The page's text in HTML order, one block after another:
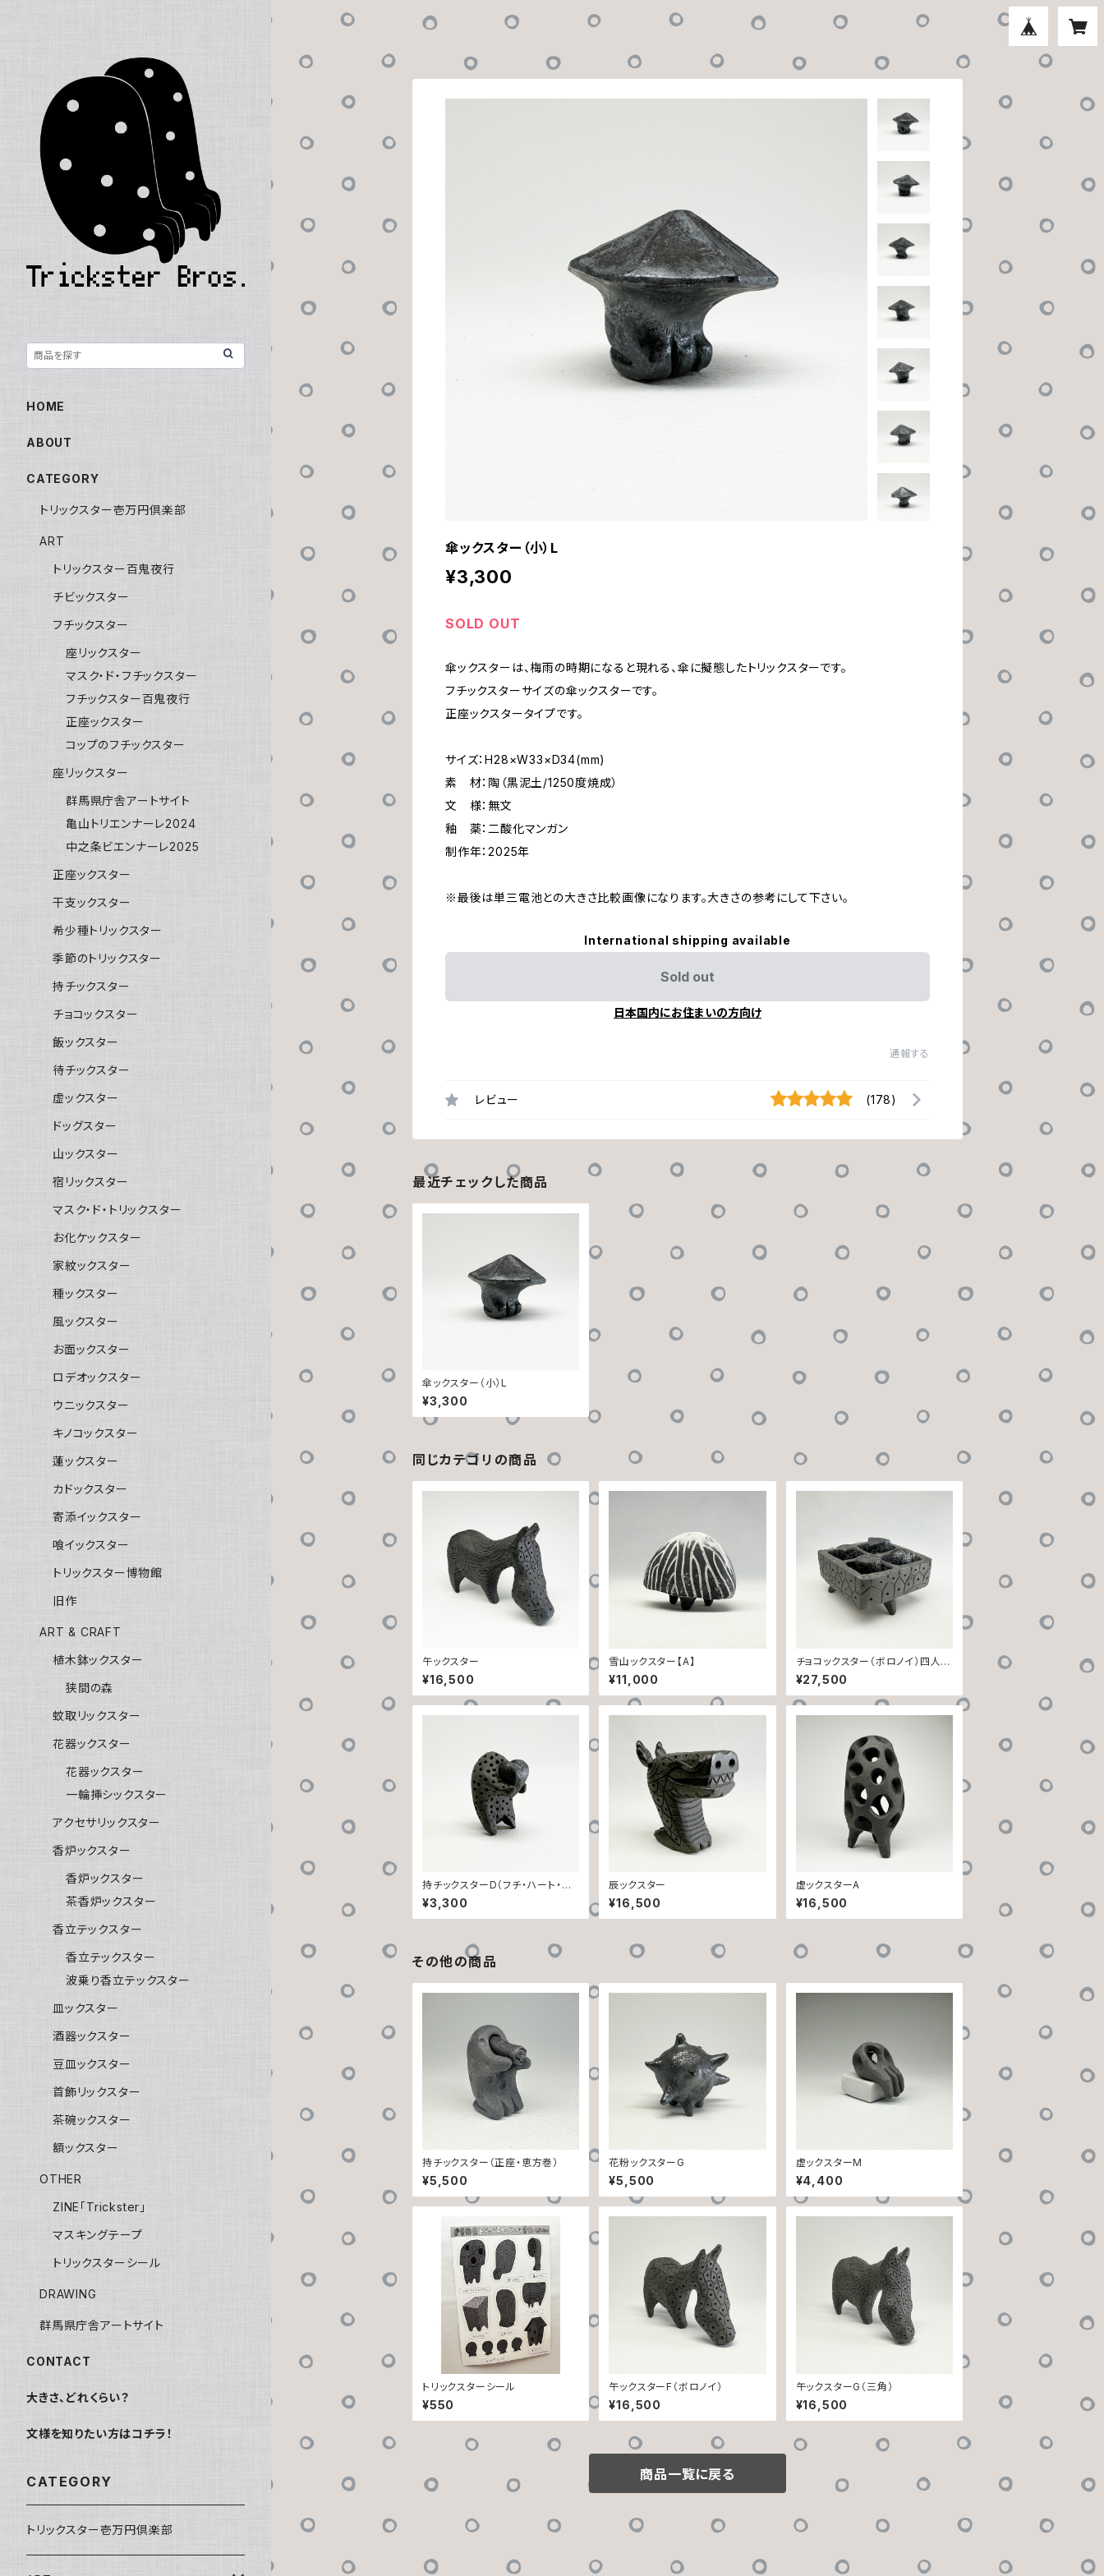
傘ックスター（小）L
¥3,300
SOLD OUT
傘ックスターは、梅雨の時期になると現れる、傘に擬態したトリックスターです。
フチックスターサイズの傘ックスターです。
正座ックスタータイプです。
サイズ：H28×W33×D34(mm)
素 材：陶（黒泥土/1250度焼成）
文 様：無文
釉 薬：二酸化マンガン
制作年：2025年
※最後は単三電池との大きさ比較画像になります。大きさの参考にして下さい。
International shipping available
Sold out
日本国内にお住まいの方向け
通報する
レビュー (178)
最近チェックした商品
傘ックスター（小）L
¥3,300
同じカテゴリの商品
午ックスター
¥16,500
雪山ックスター【A】
¥11,000
チョコックスター（ボロノイ）四人セ
ット・箱ックスター入り【A】
¥27,500
持チックスターD（フチ・ハート・ドッ
ト）
¥3,300
辰ックスター
¥16,500
虚ックスターA
¥16,500
その他の商品
持チックスター（正座・恵方巻）
¥5,500
花粉ックスターG
¥5,500
虚ックスターM
¥4,400
トリックスターシール
¥550
午ックスターF（ボロノイ）
¥16,500
午ックスターG（三角）
¥16,500
商品一覧に戻る
HOME
ABOUT
CATEGORY
トリックスター壱万円倶楽部
ART
トリックスター百鬼夜行
チビックスター
フチックスター
座リックスター
マスク・ド・フチックスター
フチックスター百鬼夜行
正座ックスター
コップのフチックスター
座リックスター
群馬県庁舎アートサイト
亀山トリエンナーレ2024
中之条ビエンナーレ2025
正座ックスター
干支ックスター
希少種トリックスター
季節のトリックスター
持チックスター
チョコックスター
飯ックスター
待チックスター
虚ックスター
ドッグスター
山ックスター
宿リックスター
マスク・ド・トリックスター
お化ケックスター
家紋ックスター
種ックスター
風ックスター
お面ックスター
ロデオックスター
ウニックスター
キノコックスター
蓮ックスター
カドックスター
寄添イックスター
喰イックスター
トリックスター博物館
旧作
ART & CRAFT
植木鉢ックスター
狭間の森
蚊取リックスター
花器ックスター
花器ックスター
一輪挿シックスター
アクセサリックスター
香炉ックスター
香炉ックスター
茶香炉ックスター
香立テックスター
香立テックスター
波乗り香立テックスター
皿ックスター
酒器ックスター
豆皿ックスター
首飾リックスター
茶碗ックスター
額ックスター
OTHER
ZINE「Trickster」
マスキングテープ
トリックスターシール
DRAWING
群馬県庁舎アートサイト
CONTACT
大きさ、どれくらい？
文様を知りたい方はコチラ！
CATEGORY
トリックスター壱万円倶楽部